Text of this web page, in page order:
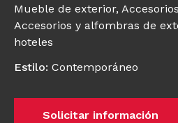
Mueble de exterior,
Accesorios y alfombras de
hoteles
Estilo: Contemporáneo
Solicitar información